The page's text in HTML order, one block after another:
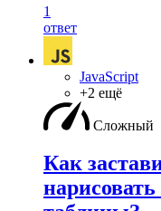
1
ответ
JavaScript
+2 ещё
Сложный
Как